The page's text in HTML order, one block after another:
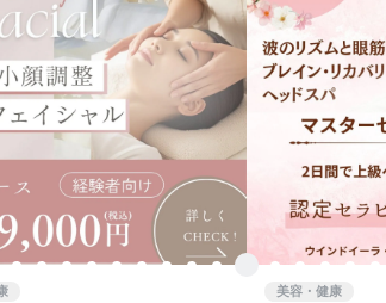
いくような瞑想状態へ。
いリラックスの中で、脳が活性化されるから、
。
ロフィール◎
ラセラピストスクールオーナー講師／張 陽
市生まれ
座 Ｏ型
格□■
アンビューティー協会 理事長
オステオパス リフレクソロジスト協会認定
・民族療法協会認定・反射療法士・国際ライセ
美容・健康